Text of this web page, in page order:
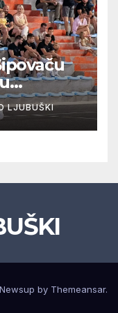
ispao,
LJUBUŠKI
by Themeansar.